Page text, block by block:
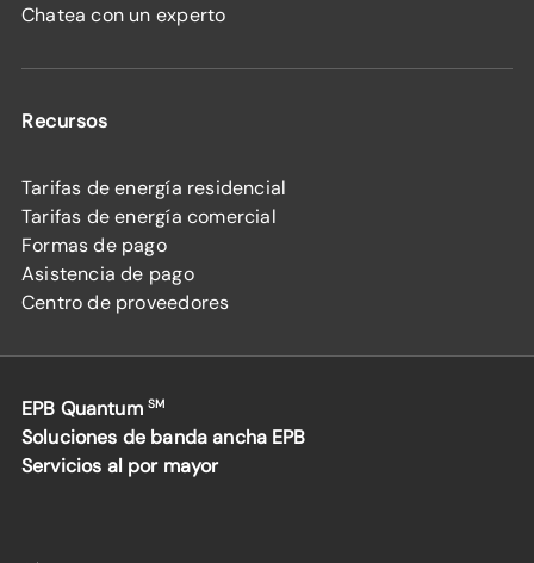
Chatea con un experto
Recursos
Tarifas de energía residencial
Tarifas de energía comercial
Formas de pago
Asistencia de pago
Centro de proveedores
EPB Quantum SM
Soluciones de banda ancha EPB
Servicios al por mayor